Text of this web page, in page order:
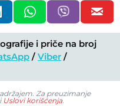
i priče na broj
/Viber /
Za preuzimanje
Uslovi korišćenja.